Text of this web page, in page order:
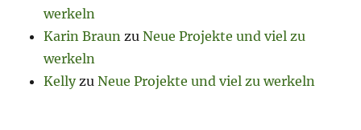
werkeln
Karin Braun zuNeue Projekte und viel zu
werkeln
KellyzuNeue Projekte und viel zu werkeln